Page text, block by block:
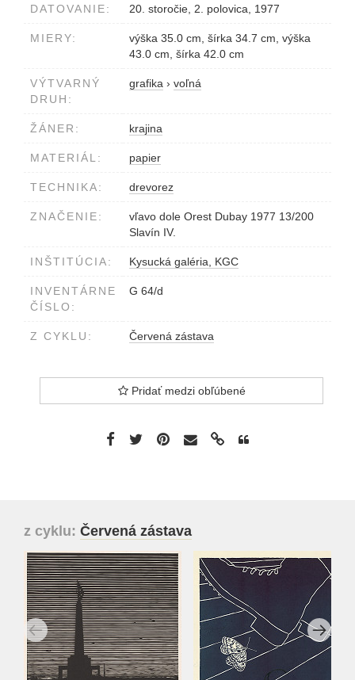
DATOVANIE: 20. storočie, 2. polovica, 1977
MIERY:
výška 35.0 cm, šírka 34.7 cm, výška
43.0 cm, šírka 42.0 cm
VÝTVARNÝ
DRUH:
grafika › voľná
ŽÁNER: krajina
MATERIÁL: papier
TECHNIKA: drevorez
ZNAČENIE:
vľavo dole Orest Dubay 1977 13/200
Slavín IV.
INŠTITÚCIA: Kysucká galéria, KGC
INVENTÁRNE
ČÍSLO:
G 64/d
Z CYKLU: Červená zástava
Pridať medzi obľúbené
z cyklu: Červená zástava